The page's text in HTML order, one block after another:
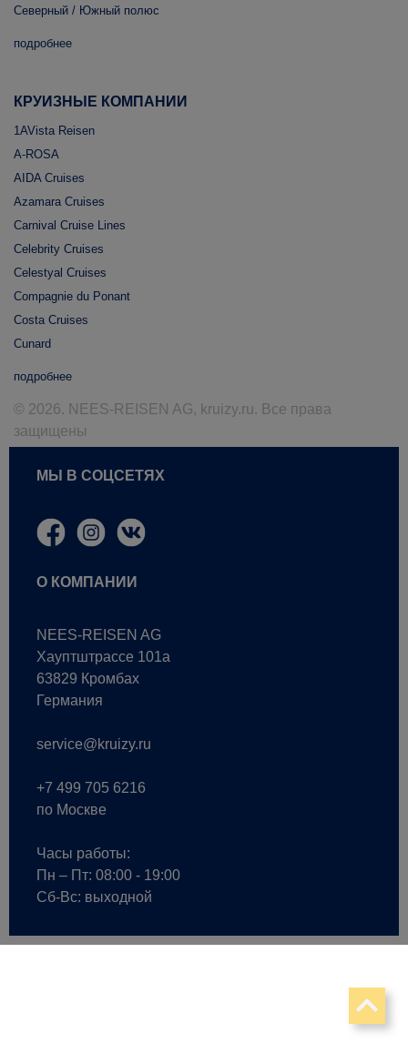
Северный / Южный полюс
подробнее
КРУИЗНЫЕ КОМПАНИИ
1AVista Reisen
A-ROSA
AIDA Cruises
Azamara Cruises
Carnival Cruise Lines
Celebrity Cruises
Celestyal Cruises
Compagnie du Ponant
Costa Cruises
Cunard
подробнее
© 2026. NEES-REISEN AG, kruizy.ru. Все права
защищены
МЫ В СОЦСЕТЯХ
О КОМПАНИИ
NEES-REISEN AG
Хауптштрассе 101a
63829 Кромбах
Германия
service@kruizy.ru
+7 499 705 6216
по Москве
Часы работы:
Пн – Пт: 08:00 - 19:00
Сб-Вс: выходной